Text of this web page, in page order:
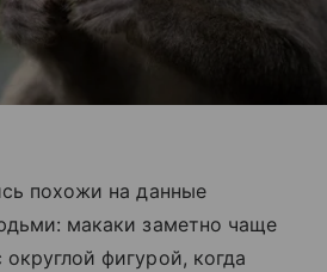
похожи на данные
макаки заметно чаще
фигурой, когда